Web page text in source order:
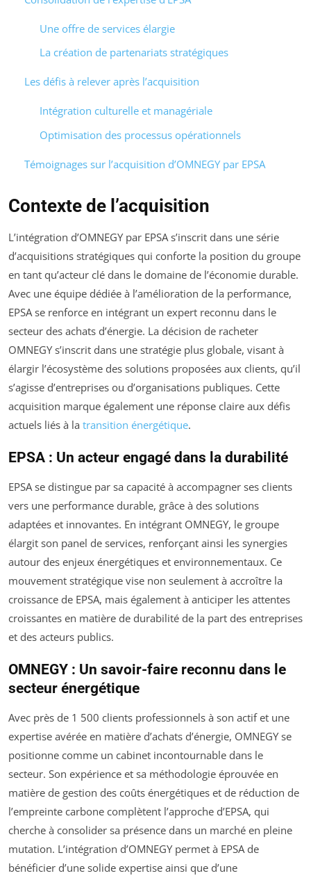
Une offre de services élargie
La création de partenariats stratégiques
Les défis à relever après l’acquisition
Intégration culturelle et managériale
Optimisation des processus opérationnels
Témoignages sur l’acquisition d’OMNEGY par EPSA
Contexte de l’acquisition
L’intégration d’OMNEGY par EPSA s’inscrit dans une série
d’acquisitions stratégiques qui conforte la position du groupe
en tant qu’acteur clé dans le domaine de l’économie durable.
Avec une équipe dédiée à l’amélioration de la performance,
EPSA se renforce en intégrant un expert reconnu dans le
secteur des achats d’énergie. La décision de racheter
OMNEGY s’inscrit dans une stratégie plus globale, visant à
élargir l’écosystème des solutions proposées aux clients, qu’il
s’agisse d’entreprises ou d’organisations publiques. Cette
acquisition marque également une réponse claire aux défis
actuels liés à la transition énergétique.
EPSA : Un acteur engagé dans la durabilité
EPSA se distingue par sa capacité à accompagner ses clients
vers une performance durable, grâce à des solutions
adaptées et innovantes. En intégrant OMNEGY, le groupe
élargit son panel de services, renforçant ainsi les synergies
autour des enjeux énergétiques et environnementaux. Ce
mouvement stratégique vise non seulement à accroître la
croissance de EPSA, mais également à anticiper les attentes
croissantes en matière de durabilité de la part des entreprises
et des acteurs publics.
OMNEGY : Un savoir-faire reconnu dans le
secteur énergétique
Avec près de 1 500 clients professionnels à son actif et une
expertise avérée en matière d’achats d’énergie, OMNEGY se
positionne comme un cabinet incontournable dans le
secteur. Son expérience et sa méthodologie éprouvée en
matière de gestion des coûts énergétiques et de réduction de
l’empreinte carbone complètent l’approche d’EPSA, qui
cherche à consolider sa présence dans un marché en pleine
mutation. L’intégration d’OMNEGY permet à EPSA de
bénéficier d’une solide expertise ainsi que d’une